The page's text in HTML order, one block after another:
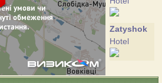
Zatyshok
Hotel